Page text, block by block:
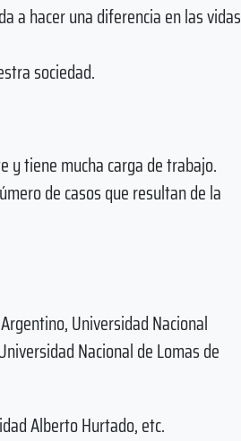
a hacer una diferencia en las vidas
sociedad.
y tiene mucha carga de trabajo.
de casos que resultan de la
Universidad Nacional
Nacional de Lomas de
Alberto Hurtado, etc.